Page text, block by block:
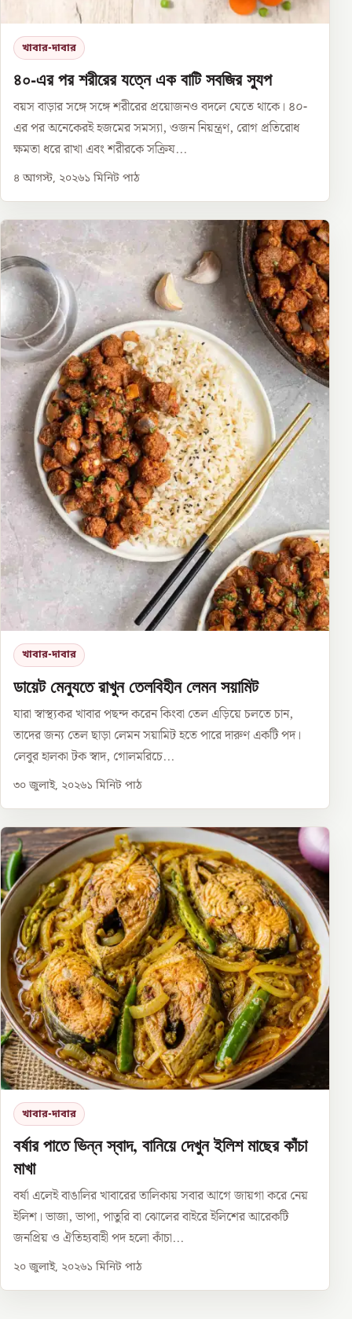
খাবার-দাবার
৪০-এর পর শরীরের যত্নে এক বাটি সবজির স্যুপ
বয়স বাড়ার সঙ্গে সঙ্গে শরীরের প্রয়োজনও বদলে যেতে থাকে। ৪০-
এর পর অনেকেরই হজমের সমস্যা, ওজন নিয়ন্ত্রণ, রোগ প্রতিরোধ
ক্ষমতা ধরে রাখা এবং শরীরকে সক্রিয...
৪ আগস্ট, ২০২৬১ মিনিট পাঠ
খাবার-দাবার
ডায়েট মেন্যুতে রাখুন তেলবিহীন লেমন সয়ামিট
যারা স্বাস্থ্যকর খাবার পছন্দ করেন কিংবা তেল এড়িয়ে চলতে চান,
তাদের জন্য তেল ছাড়া লেমন সয়ামিট হতে পারে দারুণ একটি পদ।
লেবুর হালকা টক স্বাদ, গোলমরিচে...
৩০ জুলাই, ২০২৬১ মিনিট পাঠ
খাবার-দাবার
বর্ষার পাতে ভিন্ন স্বাদ, বানিয়ে দেখুন ইলিশ মাছের কাঁচা
মাখা
বর্ষা এলেই বাঙালির খাবারের তালিকায় সবার আগে জায়গা করে নেয়
ইলিশ। ভাজা, ভাপা, পাতুরি বা ঝোলের বাইরে ইলিশের আরেকটি
জনপ্রিয় ও ঐতিহ্যবাহী পদ হলো কাঁচা...
২০ জুলাই, ২০২৬১ মিনিট পাঠ